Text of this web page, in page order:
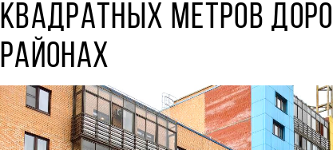
КВАДРАТНЫХ МЕТРОВ
РАЙОНАХ